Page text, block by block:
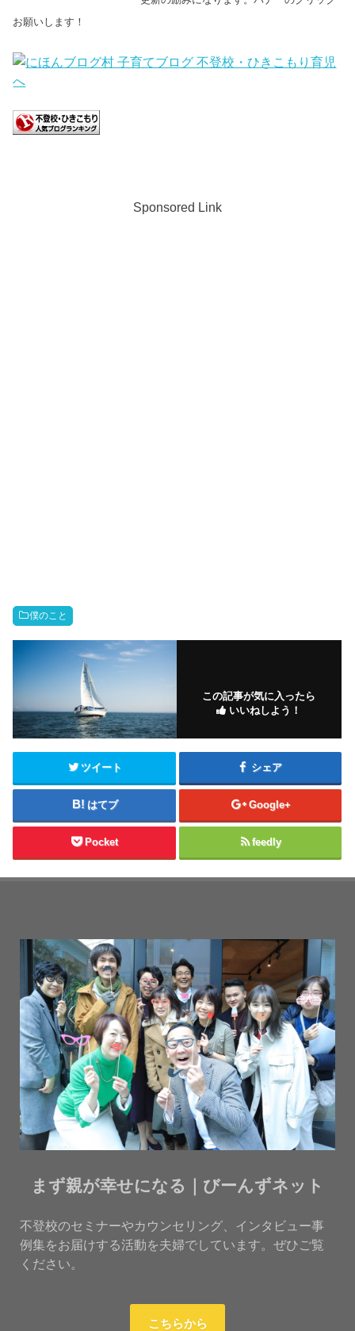
お願いします！
Sponsored Link
僕のこと
この記事が気に入ったら
いいねしよう！
ツイート シェア
はてブ Google+
Pocket feedly
まず親が幸せになる｜びーんずネット
不登校のセミナーやカウンセリング、インタビュー事
例集をお届けする活動を夫婦でしています。ぜひご覧
ください。
こちらから